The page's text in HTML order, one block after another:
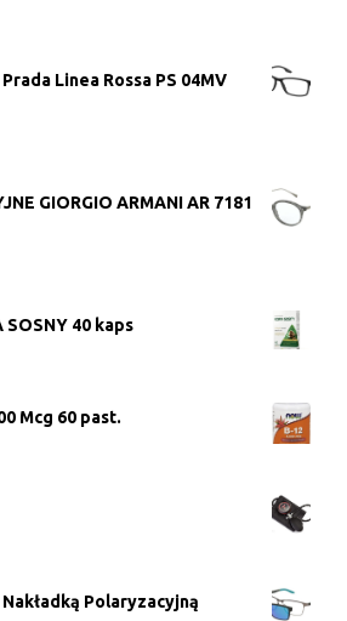
Linea Rossa PS 04MV
GIORGIO ARMANI AR 7181
SOSNY 40 kaps
Mcg 60 past.
Nakładką Polaryzacyjną